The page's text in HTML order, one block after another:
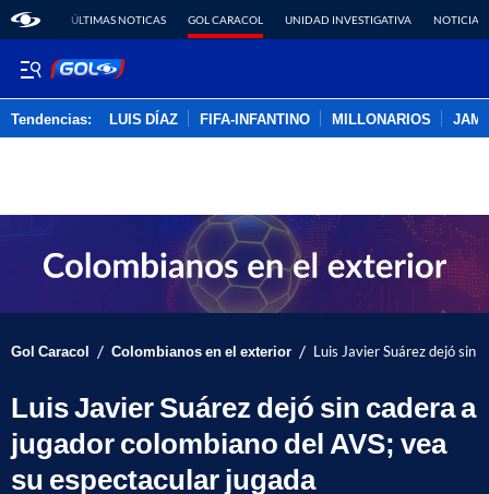
ÚLTIMAS NOTICAS GOL CARACOL UNIDAD INVESTIGATIVA NOTICIAS
Tendencias: LUIS DÍAZ FIFA-INFANTINO MILLONARIOS
Gol Caracol / Colombianos en el exterior / Luis Javier Suárez dejó sin
Luis Javier Suárez dejó sin cadera a
jugador colombiano del AVS; vea
su espectacular jugada